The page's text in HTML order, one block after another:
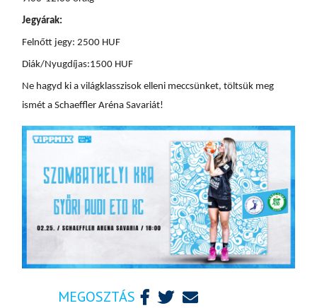
Jegyárak:
Felnőtt jegy: 2500 HUF
Diák/Nyugdíjas:1500 HUF
Ne hagyd ki a világklasszisok elleni meccsünket, töltsük meg
ismét a Schaeffler Aréna Savariát!
MEGOSZTÁS